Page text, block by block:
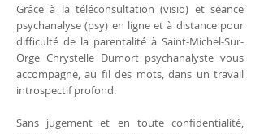
Grâce à la téléconsultation (visio) et séance
psychanalyse (psy) en ligne et à distance pour
difficulté de la parentalité à Saint-Michel-Sur-
Orge Chrystelle Dumort psychanalyste vous
accompagne, au fil des mots, dans un travail
introspectif profond.
Sans jugement et en toute confidentialité,